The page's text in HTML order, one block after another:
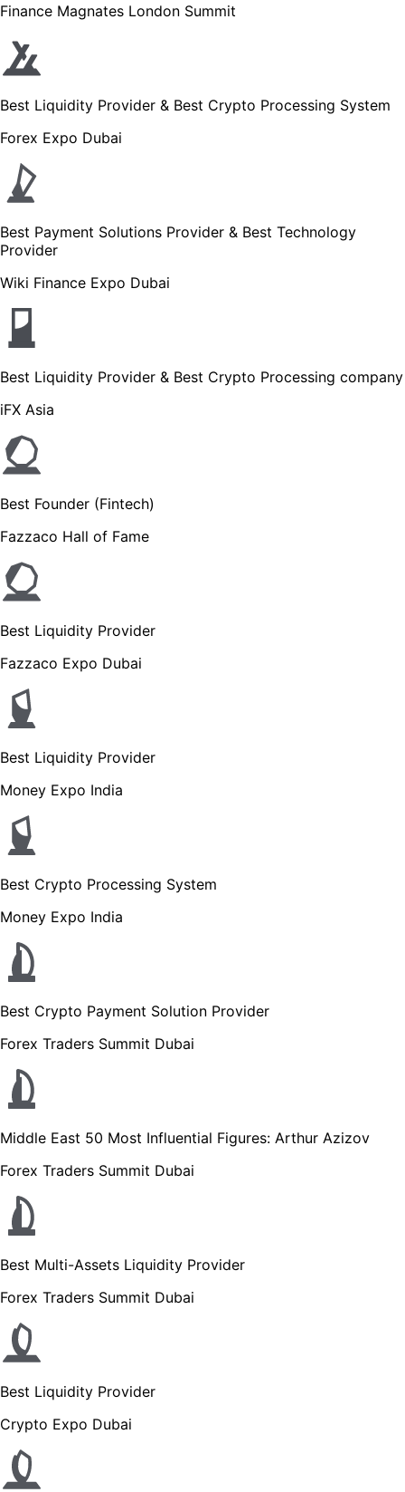
Finance Magnates London Summit
Best Liquidity Provider & Best Crypto Processing System
Forex Expo Dubai
Best Payment Solutions Provider & Best Technology
Provider
Wiki Finance Expo Dubai
Best Liquidity Provider & Best Crypto Processing company
iFX Asia
Best Founder (Fintech)
Fazzaco Hall of Fame
Best Liquidity Provider
Fazzaco Expo Dubai
Best Liquidity Provider
Money Expo India
Best Crypto Processing System
Money Expo India
Best Crypto Payment Solution Provider
Forex Traders Summit Dubai
Middle East 50 Most Influential Figures: Arthur Azizov
Forex Traders Summit Dubai
Best Multi-Assets Liquidity Provider
Forex Traders Summit Dubai
Best Liquidity Provider
Crypto Expo Dubai